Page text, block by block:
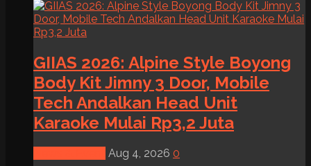
GIIAS 2026: Alpine Style Boyong
Body Kit Jimny 3 Door, Mobile
Tech Andalkan Head Unit
Karaoke Mulai Rp3,2 Juta
Aug 4, 2026 0